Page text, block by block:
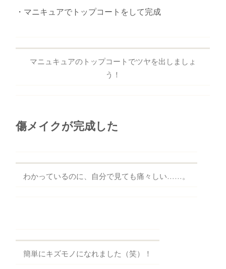
・マニキュアでトップコートをして完成
マニュキュアのトップコートでツヤを出しましょ
う！
傷メイクが完成した
わかっているのに、自分で見ても痛々しい……。
簡単にキズモノになれました（笑）！